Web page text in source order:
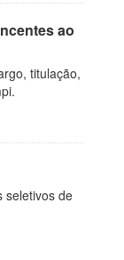
ao
titulação,
seletivos de